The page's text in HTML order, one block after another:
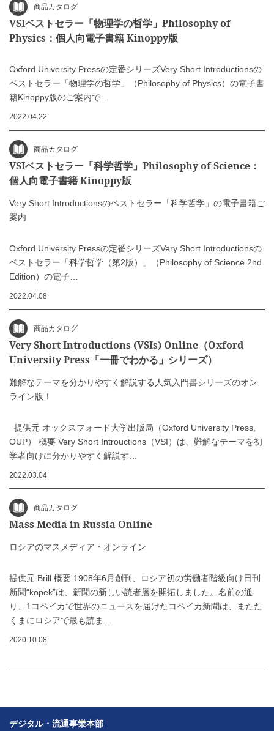
商品カタログ
VSIベストセラー「物理学の哲学」Philosophy of
Physics：個人向電子書籍 Kinoppy版
Oxford University Pressの定番シリーズVery Short Introductionsの
ベストセラー「物理学の哲学」（Philosophy of Physics）の電子書
籍Kinoppy版のご案内で…
2022.04.22
商品カタログ
VSIベストセラー「科学哲学」Philosophy of Science：
個人向電子書籍 Kinoppy版
Very Short Introductionsのベストセラー「科学哲学」の電子書籍ご
案内
Oxford University Pressの定番シリーズVery Short Introductionsの
ベストセラー「科学哲学（第2版）」（Philosophy of Science 2nd
Edition）の電子…
2022.04.08
商品カタログ
Very Short Introductions (VSIs) Online（Oxford
University Press「一冊でわかる」シリーズ）
難解なテーマを分かりやすく解説する人気入門書シリーズのオン
ライン版！
提供元 オックスフォード大学出版局（Oxford University Press,
OUP） 概要 Very Short Introuctions（VSI）は、難解なテーマを初
学者向けに分かりやすく解説す…
2022.03.04
商品カタログ
Mass Media in Russia Online
ロシアのマスメディア・オンライン
提供元 Brill 概要 1908年6月創刊、ロシア初の労働者階級向け日刊
新聞“kopek”は、新聞の新しい読者層を開拓しました。名前の通
り、1コペイカで世界のニュースを届けたコペイカ新聞は、またた
くまにロシアで最も読ま…
2020.10.08
デジタル・流通事業本部